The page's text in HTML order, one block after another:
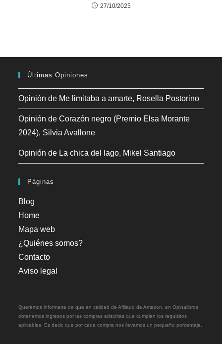
27/10/2025
Últimas Opiniones
Opinión de Me limitaba a amarte, Rosella Postorino
Opinión de Corazón negro (Premio Elsa Morante
2024), Silvia Avallone
Opinión de La chica del lago, Mikel Santiago
Páginas
Blog
Home
Mapa web
¿Quiénes somos?
Contacto
Aviso legal
Queremos informarte de que en calidad de Afiliado de Amazon, en Opinalibros
obtenemos ingresos por las compras adscritas que cumplen los requisitos
aplicables. Es decir, que por cada compra nos llevamos un pequeño porcentaje.